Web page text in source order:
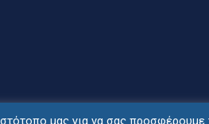
μας για να σας προσφέρουμε